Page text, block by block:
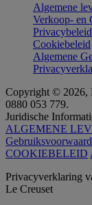
Algemene
Verkoop- en
Privacybeleid
Cookiebeleid
Algemene
Copyright © 2026,
0880 053 779.
Juridische
ALGEMENE
COOKIEBELEID
Privacyverklaring
Le Creuset